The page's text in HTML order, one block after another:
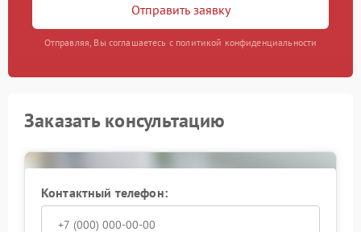
Отправить заявку
Отправляя, Вы соглашаетесь с политикой конфиденциальности
Заказать консультацию
Контактный телефон: